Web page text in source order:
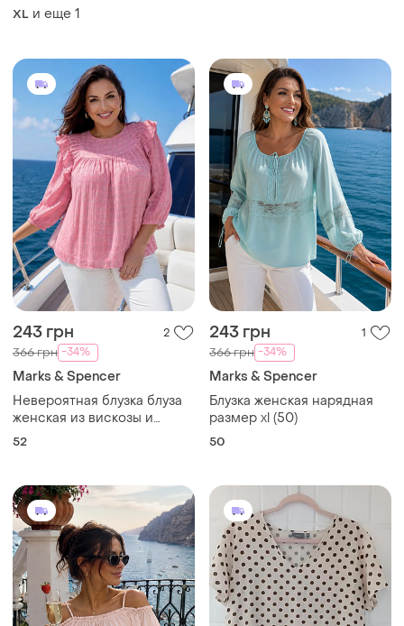
XL и еще 1
243 грн 2
366 грн -34%
Marks & Spencer
Невероятная блузка блуза
женская из вискозы и
модала размер 2xl (52)
52
243 грн 1
366 грн -34%
Marks & Spencer
Блузка женская нарядная
размер xl (50)
50